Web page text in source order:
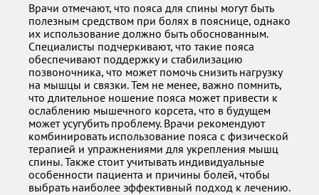
Врачи отмечают, что пояса для спины могут быть
полезным средством при болях в пояснице, однако
их использование должно быть обоснованным.
Специалисты подчеркивают, что такие пояса
обеспечивают поддержку и стабилизацию
позвоночника, что может помочь снизить нагрузку
на мышцы и связки. Тем не менее, важно помнить,
что длительное ношение пояса может привести к
ослаблению мышечного корсета, что в будущем
может усугубить проблему. Врачи рекомендуют
комбинировать использование пояса с физической
терапией и упражнениями для укрепления мышц
спины. Также стоит учитывать индивидуальные
особенности пациента и причины болей, чтобы
выбрать наиболее эффективный подход к лечению.